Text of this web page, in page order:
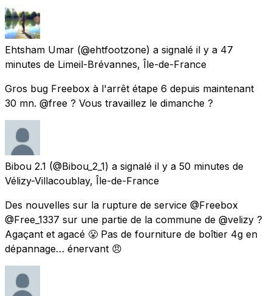
Ehtsham Umar (@ehtfootzone) a signalé il y a 47
minutes de Limeil-Brévannes, Île-de-France
Gros bug Freebox à l'arrêt étape 6 depuis maintenant
30 mn. @free ? Vous travaillez le dimanche ?
Bibou 2.1 (@Bibou_2_1) a signalé il y a 50 minutes de
Vélizy-Villacoublay, Île-de-France
Des nouvelles sur la rupture de service @Freebox
@Free_1337 sur une partie de la commune de @velizy ?
Agaçant et agacé 😤 Pas de fourniture de boîtier 4g en
dépannage… énervant 😠